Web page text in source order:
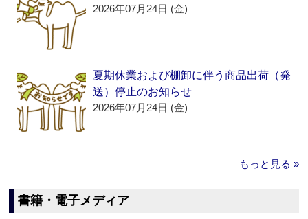
2026年07月24日 (金)
夏期休業および棚卸に伴う商品出荷（発
送）停止のお知らせ
2026年07月24日 (金)
もっと見る »
書籍・電子メディア